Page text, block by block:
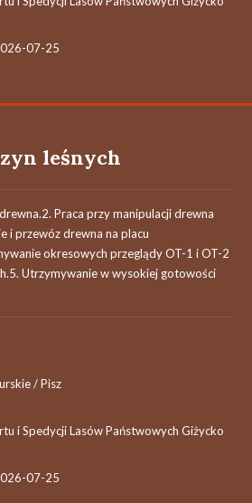
07-25
leśnych
Praca przy manipulacji drewna
i przewóz drewna na placu
okresowych przeglądy OT-1 i OT-2
Utrzymywanie w wysokiej gotowości
/ Pisz
i Spedycji Lasów Państwowych Giżycko
07-25